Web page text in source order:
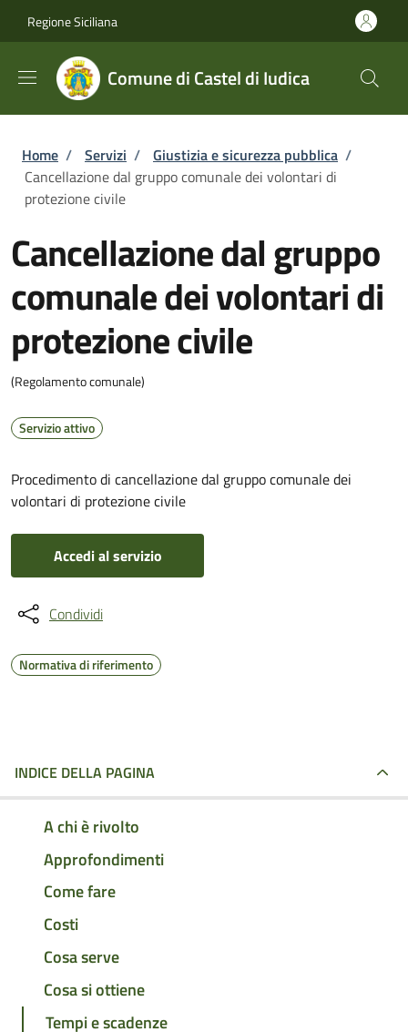
Regione Siciliana
Comune di Castel di Iudica
Briciole di pane
Home / Servizi / Giustizia e sicurezza pubblica /
Cancellazione dal gruppo comunale dei volontari di
protezione civile
Cancellazione dal gruppo
comunale dei volontari di
protezione civile
(Regolamento comunale)
Servizio attivo
Procedimento di cancellazione dal gruppo comunale dei
volontari di protezione civile
Accedi al servizio
Condividi
Normativa di riferimento
INDICE DELLA PAGINA
A chi è rivolto
Approfondimenti
Come fare
Costi
Cosa serve
Cosa si ottiene
Tempi e scadenze